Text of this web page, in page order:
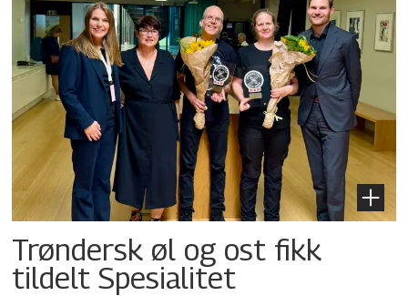
Trøndersk øl og ost fikk
tildelt Spesialitet